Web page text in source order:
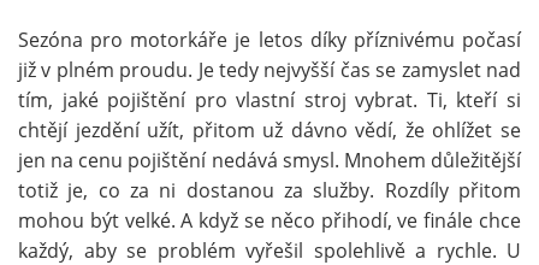
Sezóna pro motorkáře je letos díky příznivému počasí
již v plném proudu. Je tedy nejvyšší čas se zamyslet nad
tím, jaké pojištění pro vlastní stroj vybrat. Ti, kteří si
chtějí jezdění užít, přitom už dávno vědí, že ohlížet se
jen na cenu pojištění nedává smysl. Mnohem důležitější
totiž je, co za ni dostanou za služby. Rozdíly přitom
mohou být velké. A když se něco přihodí, ve finále chce
každý, aby se problém vyřešil spolehlivě a rychle. U